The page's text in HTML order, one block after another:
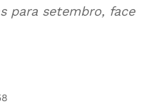
para setembro, face